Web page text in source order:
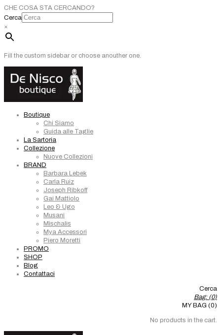
CHE COSA STA CERCANDO?
Cerca
×
Fill the custom sidebar or choose anouther one.
Boutique
Chi Siamo
Guida alle Taglie
La Sartoria
Collezione
Nuove Collezioni
BRAND
Barbara Lebek
Carla Ruiz
Joseph Ribkoff
Gai Mattiolo
Leo & Ugo
Musani
Mischalis
Mya Accessori
Piero Moretti
PROMO
SHOP
Blog
Contattaci
Cerca
Bag: (0)
MY BAG (0)
No products in the cart.